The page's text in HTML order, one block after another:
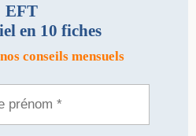
EFT
en 10 fiches
conseils mensuels